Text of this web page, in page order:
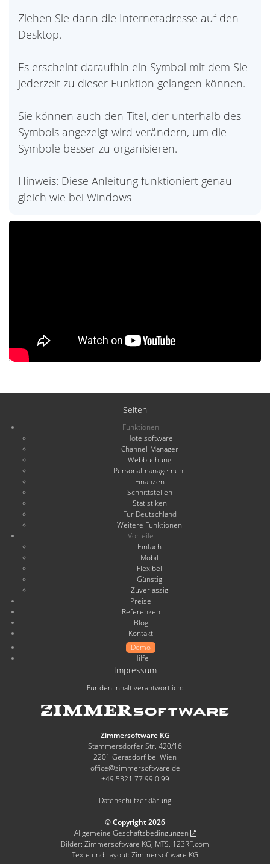
Ziehen Sie dann die Internetadresse auf den
Desktop.
Es erscheint daraufhin ein Symbol mit dem Sie
jederzeit zu dieser Funktion gelangen können.
Sie können auch den Titel, der unterhalb des
Symbols angezeigt wird verändern, um die
Symbole besser zu organisieren.
Hinweis: Diese Anleitung funktioniert genau
gleich wie bei Windows
Seiten
Funktionen
Hotelsoftware
Channel-Manager
Webbuchung
Personalmanagement
Finanzen
Schnittstellen
Statistiken
Für Deutschland
Weitere Funktionen
Vorteile
Einfach
Mobil
Flexibel
Günstig
Zuverlässig
Preise
Referenzen
Blog
Kontakt
Demo
Hilfe
Impressum
Für den Inhalt verantwortlich:
Zimmersoftware KG
Stammersdorfer Str. 420/16
2201 Gerasdorf bei Wien
office@zimmersoftware.de
+49 5321 77 99 0 99
Datenschutzerklärung
© Copyright 2026
Allgemeine Geschäftsbedingungen
Bilder: Zimmersoftware KG, MTS, 123RF.com
Texte und Layout: Zimmersoftware KG